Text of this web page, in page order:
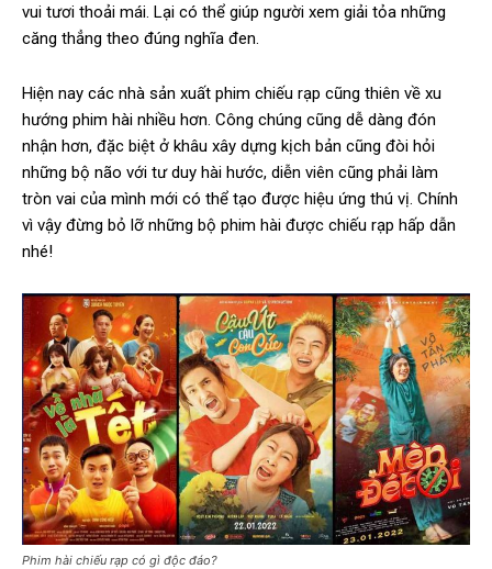
vui tươi thoải mái. Lại có thể giúp người xem giải tỏa những
căng thẳng theo đúng nghĩa đen.
Hiện nay các nhà sản xuất phim chiếu rạp cũng thiên về xu
hướng phim hài nhiều hơn. Công chúng cũng dễ dàng đón
nhận hơn, đặc biệt ở khâu xây dựng kịch bản cũng đòi hỏi
những bộ não với tư duy hài hước, diễn viên cũng phải làm
tròn vai của mình mới có thể tạo được hiệu ứng thú vị. Chính
vì vậy đừng bỏ lỡ những bộ phim hài được chiếu rạp hấp dẫn
nhé!
Phim hài chiếu rạp có gì độc đáo?